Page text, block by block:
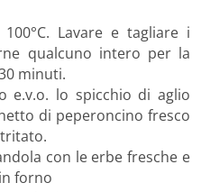
Lavare e tagliare i
qualcuno intero per la
minuti.
e.v.o. lo spicchio di aglio
di peperoncino fresco
con le erbe fresche e
forno